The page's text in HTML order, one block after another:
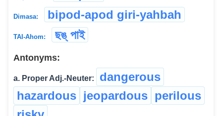
Dimasa: bipod-apod giri-yahbah
TAI-Ahom: ছঙ্ পাই
Antonyms:
a. Proper Adj.-Neuter:
dangerous
hazardous jeopardous perilous